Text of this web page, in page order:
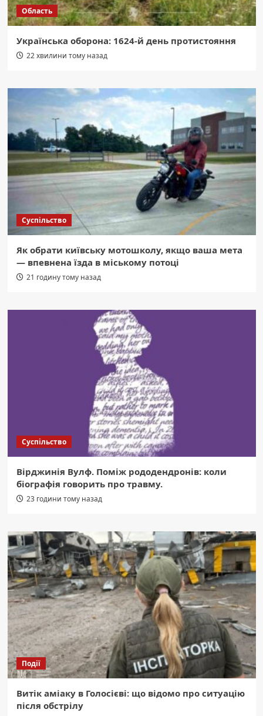
Область
Українська оборона: 1624-й день протистояння
22 хвилини тому назад
Суспільство
Як обрати київську мотошколу, якщо ваша мета
— впевнена їзда в міському потоці
21 годину тому назад
Суспільство
Вірджинія Вулф. Поміж рододендронів: коли
біографія говорить про травму.
23 години тому назад
Події
Витік аміаку в Голосієві: що відомо про ситуацію
після обстрілу